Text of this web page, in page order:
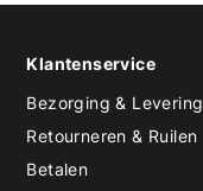
Klantenservice
Bezorging & Levering
Retourneren & Ruilen
Betalen